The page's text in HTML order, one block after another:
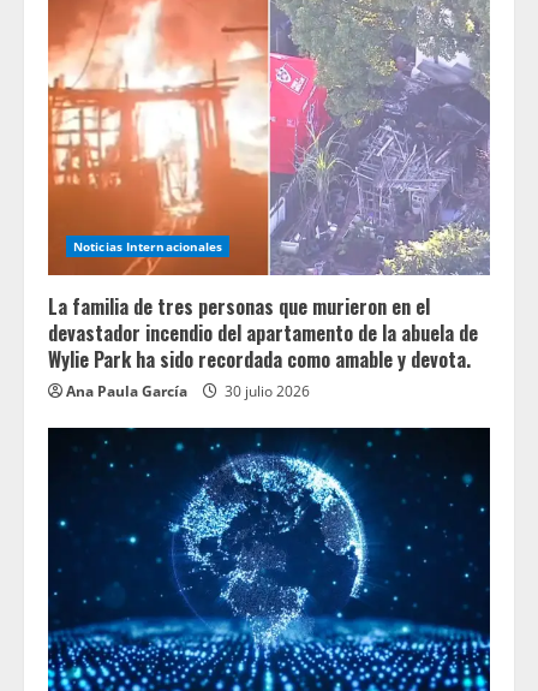
Noticias Internacionales
La familia de tres personas que murieron en el
devastador incendio del apartamento de la abuela de
Wylie Park ha sido recordada como amable y devota.
Ana Paula García 30 julio 2026